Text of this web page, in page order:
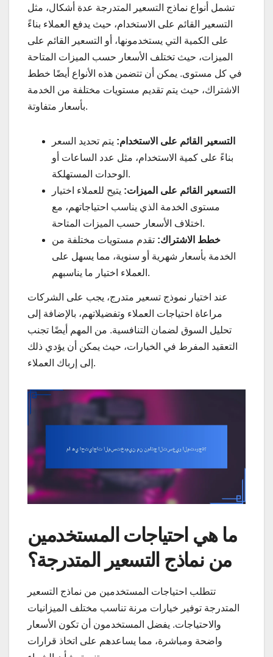
تشمل أنواع نماذج التسعير المتدرجة عدة أشكال، مثل
التسعير القائم على الاستخدام، حيث يدفع العملاء بناءً
على الكمية التي يستخدمونها، أو التسعير القائم على
الميزات، حيث تختلف الأسعار حسب الميزات المتاحة
في كل مستوى. يمكن أن تتضمن هذه الأنواع أيضًا خطط
الاشتراك، حيث يتم تقديم مستويات مختلفة من الخدمة
بأسعار متفاوتة.
التسعير القائم على الاستخدام: يتم تحديد السعر
بناءً على كمية الاستخدام، مثل عدد الساعات أو
الوحدات المستهلكة.
التسعير القائم على الميزات: يتيح للعملاء اختيار
مستوى الخدمة الذي يناسب احتياجاتهم، مع
اختلاف الأسعار حسب الميزات المتاحة.
خطط الاشتراك: تقدم مستويات مختلفة من
الخدمة بأسعار شهرية أو سنوية، مما يسهل على
العملاء اختيار ما يناسبهم.
عند اختيار نموذج تسعير متدرج، يجب على الشركات
مراعاة احتياجات العملاء وتفضيلاتهم، بالإضافة إلى
تحليل السوق لضمان التنافسية. من المهم أيضًا تجنب
التعقيد المفرط في الخيارات، حيث يمكن أن يؤدي ذلك
إلى إرباك العملاء.
ما هي احتياجات المستخدمين
من نماذج التسعير المتدرجة؟
تتطلب احتياجات المستخدمين من نماذج التسعير
المتدرجة توفير خيارات مرنة تناسب مختلف الميزانيات
والاحتياجات. يفضل المستخدمون أن تكون الأسعار
واضحة ومباشرة، مما يساعدهم على اتخاذ قرارات